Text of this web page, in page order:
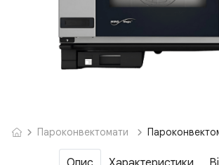
Пароконвектомати